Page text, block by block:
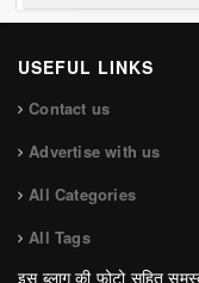
USEFUL LINKS
Contact us
Advertise with us
All Categories
All Tags
इस ब्लाग की फोटो सहित